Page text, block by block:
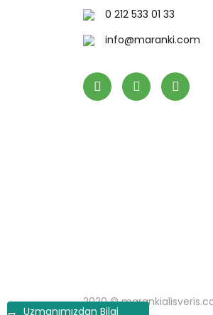
Uzmanımızdan Bilgi
0 212 533 01 33
info@maranki.com
2020 ©